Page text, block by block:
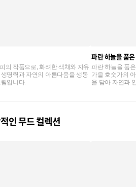
의 작품으로, 화려한 색채와 자유
명력과 자연의 아름다움을 생동
입니다.
파란 하늘을 품
파란 하늘을 품
가을 호숫가의
을 담아 자연과
인 무드 컬렉션